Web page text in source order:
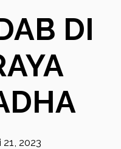
DI
21, 2023